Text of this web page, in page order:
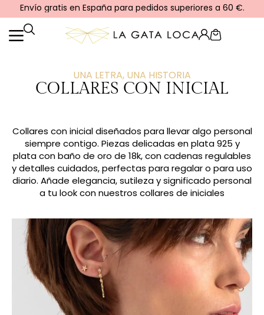
al
contenido
Envío gratis en España para pedidos superiores a 60 €.
Cart
UNA LETRA, UNA HISTORIA
COLLARES CON INICIAL
Collares con inicial diseñados para llevar algo personal
siempre contigo. Piezas delicadas en plata 925 y
plata con baño de oro de 18k, con cadenas regulables
y detalles cuidados, perfectas para regalar o para uso
diario. Añade elegancia, sutileza y significado personal
a tu look con nuestros collares de iniciales